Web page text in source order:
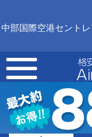
中部国際空港セント
toggle
navigation